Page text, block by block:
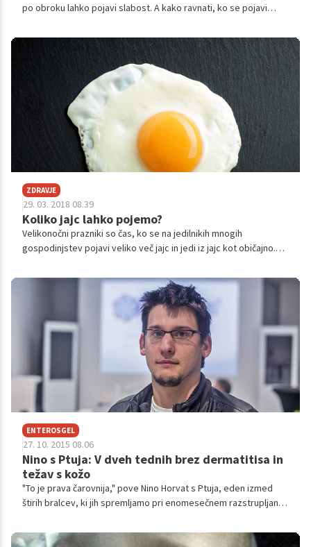
po obroku lahko pojavi slabost. A kako ravnati, ko se pojavi
prehodno slabost ali za kaj bolj resnega? Preverite.
ZDRAVJE
29. 03. 2018 08.39
Koliko jajc lahko pojemo?
Velikonočni prazniki so čas, ko se na jedilnikih mnogih
gospodinjstev pojavi veliko več jajc in jedi iz jajc kot običajno.
večkrat zastavlja vprašanje, koliko jajc je še zdravo pojesti.
Zagotovo jih bomo v tem času pojedli nekoliko več, kljub vsemu
pa je dobro vedeti, koliko približno je priporočena mera.
ENTEROSGEL
27. 10. 2015 08.06
Nino s Ptuja: V dveh tednih brez dermatitisa in
težav s kožo
"To je prava čarovnija," pove Nino Horvat s Ptuja, eden izmed
štirih bralcev, ki jih spremljamo pri enomesečnem razstrupljanju
telesa, s tem pa pomaga pri težavah s kožo in alergijami pa tudi